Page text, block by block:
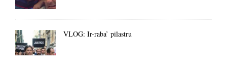
VLOG: Ir-raba’ pilastru